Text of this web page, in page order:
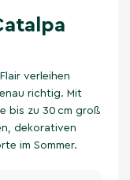
verleihen
richtig. Mit
bis zu 30 cm groß
dekorativen
im Sommer.